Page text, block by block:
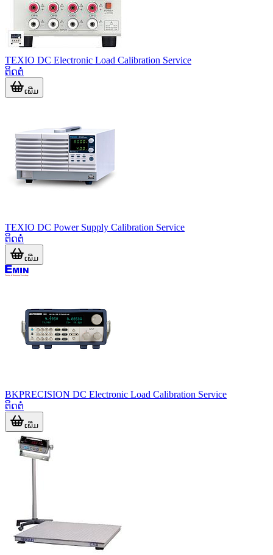
TEXIO DC Electronic Load Calibration Service
ຕິດຕໍ່
ເພີ່ມ
TEXIO DC Power Supply Calibration Service
ຕິດຕໍ່
ເພີ່ມ
BKPRECISION DC Electronic Load Calibration Service
ຕິດຕໍ່
ເພີ່ມ